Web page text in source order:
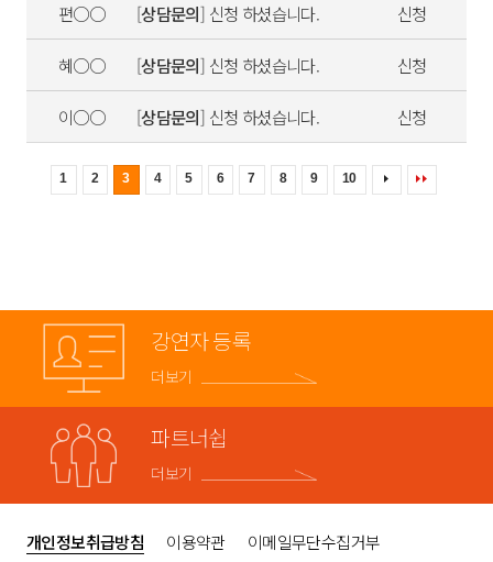
편○○ [상담문의] 신청 하셨습니다. 신청
혜○○ [상담문의] 신청 하셨습니다. 신청
이○○ [상담문의] 신청 하셨습니다. 신청
1 2 3 4 5 6 7 8 9 10
강연자 등록
더보기
파트너쉽
더보기
개인정보취급방침 이용약관 이메일무단수집거부